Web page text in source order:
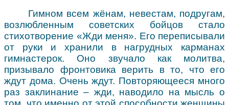
Гимном всем жёнам, невестам, подругам,
возлюбленным советских бойцов стало
стихотворение «Жди меня». Его переписывали
от руки и хранили в нагрудных карманах
гимнастерок. Оно звучало как молитва,
призывало фронтовика верить в то, что его
ждут дома. Очень ждут. Повторяющееся много
раз заклинание – жди, наводило на мысль о